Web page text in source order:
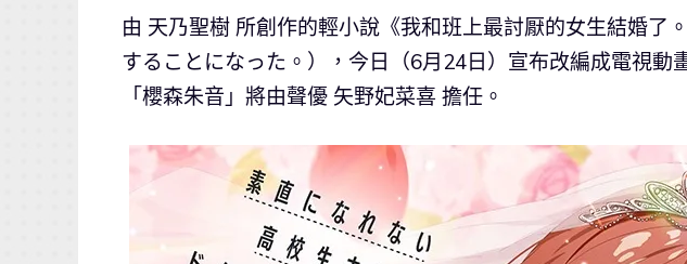
由 天乃聖樹 所創作的輕小說《我和班上最討厭的女生結婚了
することになった。），今日（6月24日）宣布改編成電視動
「櫻森朱音」將由聲優 矢野妃菜喜 擔任。